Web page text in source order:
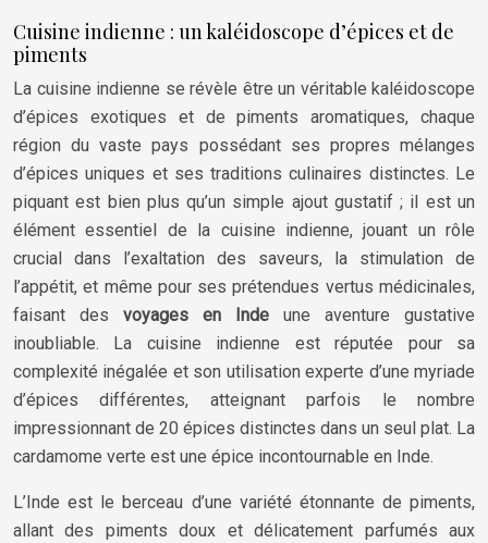
Cuisine indienne : un kaléidoscope d’épices et de
piments
La cuisine indienne se révèle être un véritable kaléidoscope
d’épices exotiques et de piments aromatiques, chaque
région du vaste pays possédant ses propres mélanges
d’épices uniques et ses traditions culinaires distinctes. Le
piquant est bien plus qu’un simple ajout gustatif ; il est un
élément essentiel de la cuisine indienne, jouant un rôle
crucial dans l’exaltation des saveurs, la stimulation de
l’appétit, et même pour ses prétendues vertus médicinales,
faisant des voyages en Inde une aventure gustative
inoubliable. La cuisine indienne est réputée pour sa
complexité inégalée et son utilisation experte d’une myriade
d’épices différentes, atteignant parfois le nombre
impressionnant de 20 épices distinctes dans un seul plat. La
cardamome verte est une épice incontournable en Inde.
L’Inde est le berceau d’une variété étonnante de piments,
allant des piments doux et délicatement parfumés aux